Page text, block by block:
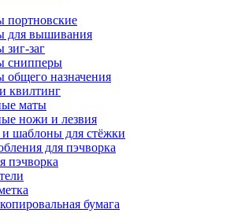
для вышивания
заг
снипперы
назначения
квилтинг
маты
ножи и лезвия
шаблоны для стёжки
для пэчворка
пэчворка
бумага